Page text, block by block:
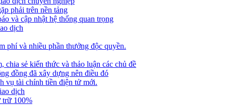
phải trên nền tảng
và cập nhật hệ thống quan trọng
dịch
phí và nhiều phần thưởng độc quyền.
sẻ kiến thức và thảo luận các chủ đề
đồng đã xây dựng nên điều đó
vụ tài chính tiền điện tử mới.
dịch
trữ 100%